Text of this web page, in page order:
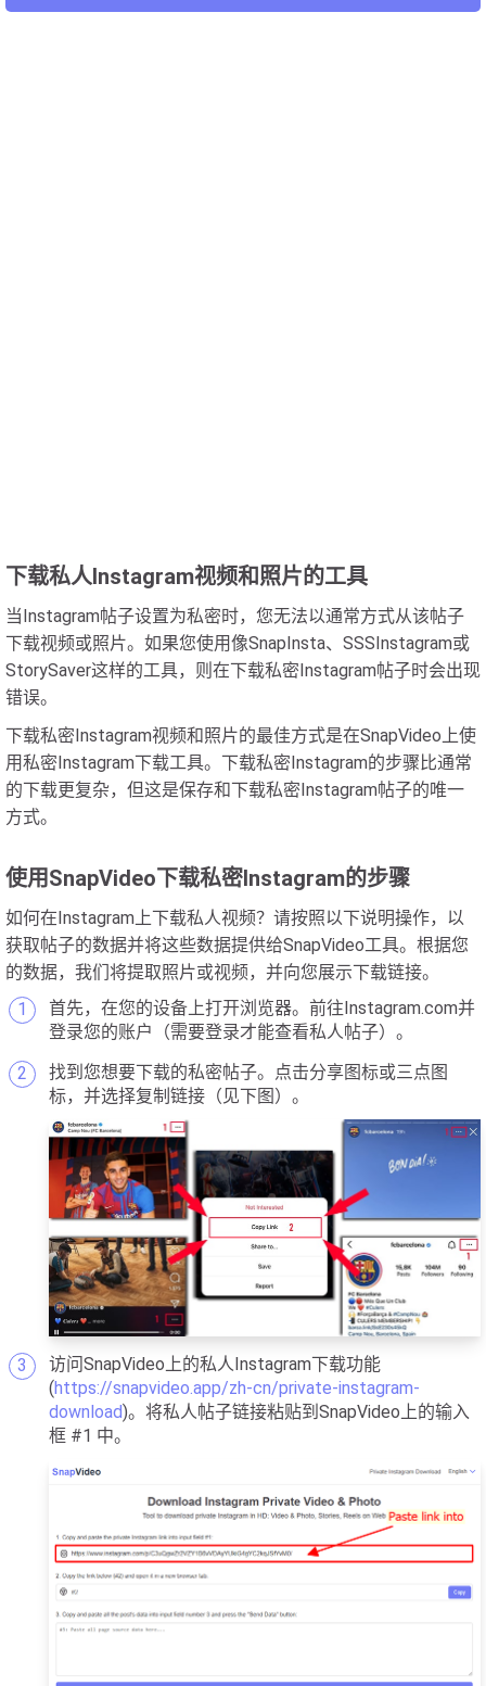
下载私人Instagram视频和照片的工具
当Instagram帖子设置为私密时，您无法以通常方式从该帖子
下载视频或照片。如果您使用像SnapInsta、SSSInstagram或
StorySaver这样的工具，则在下载私密Instagram帖子时会出现
错误。
下载私密Instagram视频和照片的最佳方式是在SnapVideo上使
用私密Instagram下载工具。下载私密Instagram的步骤比通常
的下载更复杂，但这是保存和下载私密Instagram帖子的唯一
方式。
使用SnapVideo下载私密Instagram的步骤
如何在Instagram上下载私人视频？请按照以下说明操作，以
获取帖子的数据并将这些数据提供给SnapVideo工具。根据您
的数据，我们将提取照片或视频，并向您展示下载链接。
首先，在您的设备上打开浏览器。前往Instagram.com并
登录您的账户（需要登录才能查看私人帖子）。
找到您想要下载的私密帖子。点击分享图标或三点图
标，并选择复制链接（见下图）。
访问SnapVideo上的私人Instagram下载功能
(https://snapvideo.app/zh-cn/private-instagram-
download)。将私人帖子链接粘贴到SnapVideo上的输入
框 #1 中。